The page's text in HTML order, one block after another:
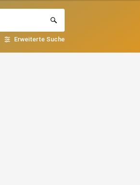
Erweiterte Suche